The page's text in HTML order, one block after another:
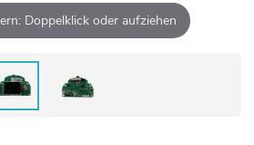
Doppelklick oder aufziehen